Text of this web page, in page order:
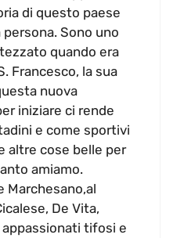
di questo paese
Sono uno
quando era
Francesco, la sua
nuova
iniziare ci rende
e come sportivi
altre cose belle per
amiamo.
Marchesano,al
De Vita,
appassionati tifosi e